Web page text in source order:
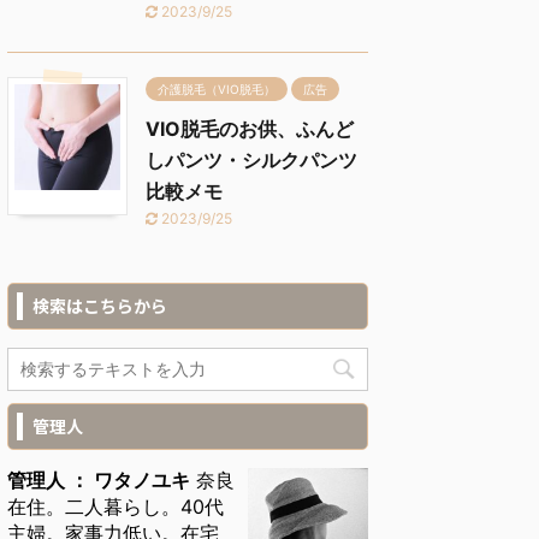
2023/9/25
介護脱毛（VIO脱毛） 広告
VIO脱毛のお供、ふんど
しパンツ・シルクパンツ
比較メモ
2023/9/25
検索はこちらから
管理人
管理人 ： ワタノユキ 奈良
在住。二人暮らし。40代
主婦。家事力低い。在宅